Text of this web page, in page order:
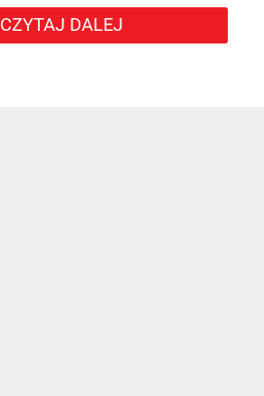
CZYTAJ DALEJ